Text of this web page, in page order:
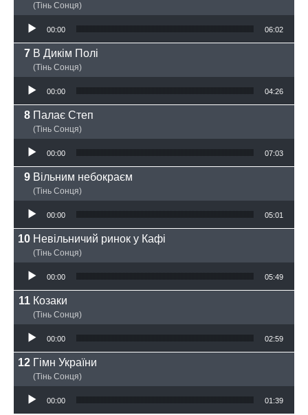
(Тінь Сонця)
Аудіопрогравач
00:00 06:02
В Дикім Полі
(Тінь Сонця)
Аудіопрогравач
00:00 04:26
Палає Степ
(Тінь Сонця)
Аудіопрогравач
00:00 07:03
Вільним небокраєм
(Тінь Сонця)
Аудіопрогравач
00:00 05:01
Невільничий ринок у Кафі
(Тінь Сонця)
Аудіопрогравач
00:00 05:49
Козаки
(Тінь Сонця)
Аудіопрогравач
00:00 02:59
Гімн України
(Тінь Сонця)
Аудіопрогравач
00:00 01:39